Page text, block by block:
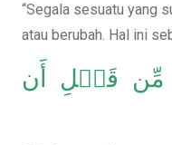
“Segala sesuatu yang
atau berubah. Hal ini
مِّن قَبۡلِ أَن